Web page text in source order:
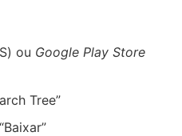
ou Google Play Store
Tree”